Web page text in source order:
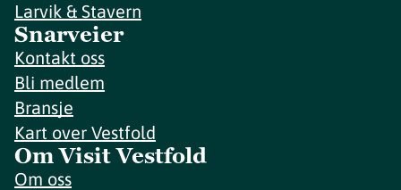
Larvik & Stavern
Snarveier
Kontakt oss
Bli medlem
Bransje
Kart over Vestfold
Om Visit Vestfold
Om oss